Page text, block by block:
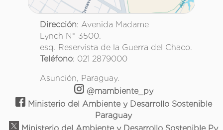
Dirección: Avenida Madame
Lynch N° 3500.
esq. Reservista de la Guerra del Chaco.
Teléfono: 021 2879000
Asunción, Paraguay.
@mambiente_py
Ministerio del Ambiente y Desarrollo Sostenible
Paraguay